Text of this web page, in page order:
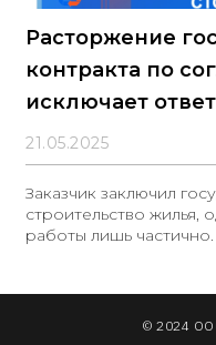
Расторжение
контракта по
исключает
подрядчика
21.05.2025
Заказчик заключил
строительство жилья,
работы лишь
необходимо
которого оказалась
© 2024